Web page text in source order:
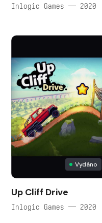
Inlogic Games — 2020
Vydáno
Up Cliff Drive
Inlogic Games — 2020